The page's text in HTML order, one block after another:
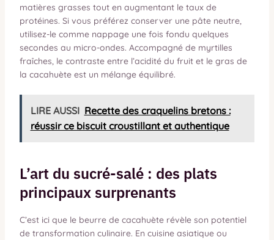
matières grasses tout en augmentant le taux de
protéines. Si vous préférez conserver une pâte neutre,
utilisez-le comme nappage une fois fondu quelques
secondes au micro-ondes. Accompagné de myrtilles
fraîches, le contraste entre l’acidité du fruit et le gras de
la cacahuète est un mélange équilibré.
LIRE AUSSI Recette des craquelins bretons :
réussir ce biscuit croustillant et authentique
L’art du sucré-salé : des plats
principaux surprenants
C’est ici que le beurre de cacahuète révèle son potentiel
de transformation culinaire. En cuisine asiatique ou